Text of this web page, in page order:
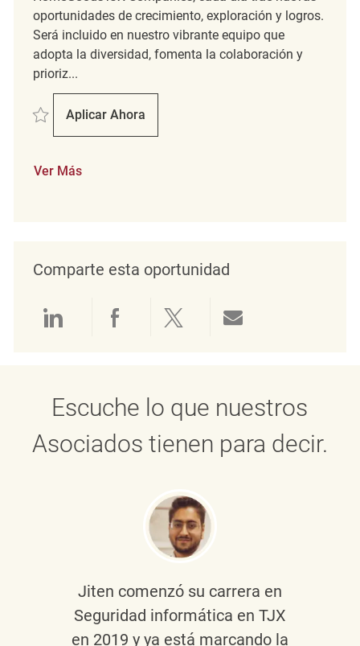
oportunidades de crecimiento, exploración y logros.
Será incluido en nuestro vibrante equipo que
adopta la diversidad, fomenta la colaboración y
prioriz...
Salvar merchandising / Cashier REQ117884
Aplicar Ahora
Merchandising / Cashier
Ver Más
Comparte esta oportunidad
Compartir a través de LinkedIn
Compartir a través de
Compartir a través
Escuche lo que nuestros
Asociados tienen para decir.
Jiten comenzó su carrera en
Seguridad informática en TJX
en 2019 y ya está marcando la